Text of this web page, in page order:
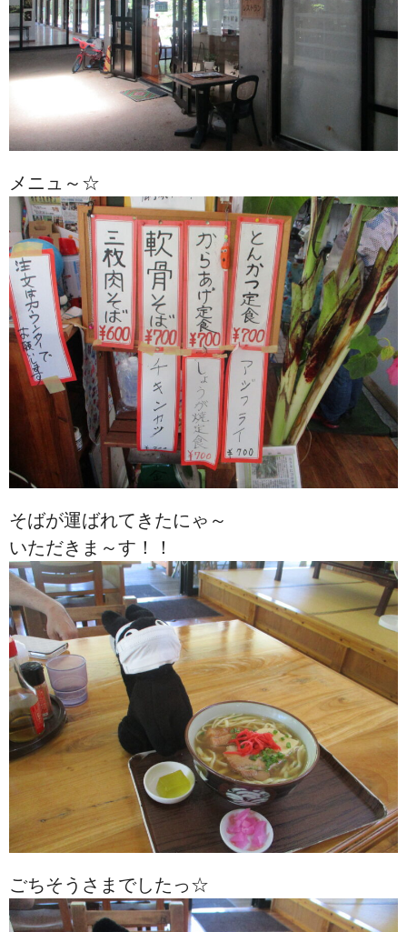
メニュ～☆
そばが運ばれてきたにゃ～
いただきま～す！！
ごちそうさまでしたっ☆